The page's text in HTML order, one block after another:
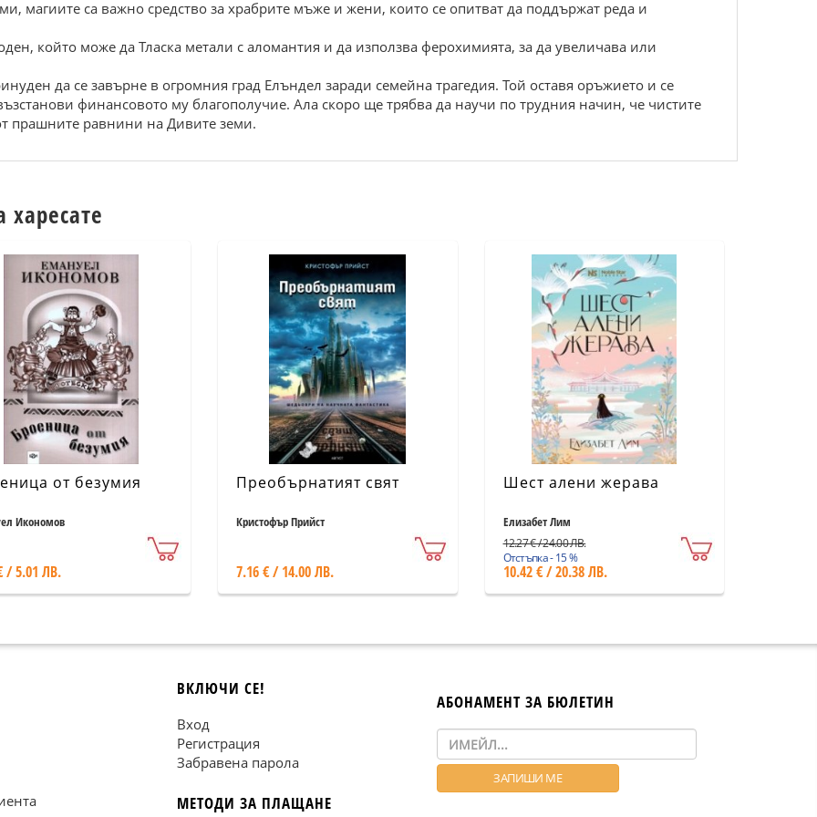
магиите са важно средство за храбрите мъже и жени, които се опитват да поддържат реда и
който може да Тласка метали с аломантия и да използва ферохимията, за да увеличава или
да се завърне в огромния град Елъндел заради семейна трагедия. Той оставя оръжието и се
финансовото му благополучие. Ала скоро ще трябва да научи по трудния начин, че чистите
прашните равнини на Дивите земи.
от безумия
Икономов
/ 5.01 ЛВ.
Преобърнатият свят
Кристофър Прийст
7.16 € / 14.00 ЛВ.
Шест алени жерава
Елизабет Лим
12.27 € / 24.00 ЛВ.
Отстъпка - 15 %
10.42 € / 20.38 ЛВ.
ВКЛЮЧИ СЕ!
Вход
Регистрация
Забравена парола
МЕТОДИ ЗА ПЛАЩАНЕ
АБОНАМЕНТ ЗА БЮЛЕТИН